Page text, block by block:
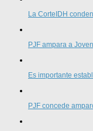
La CorteIDH
PJF ampara a
Es importante
PJF concede